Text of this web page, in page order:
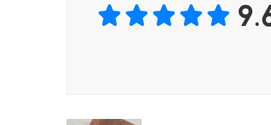
- 최태연 (백석대학교 기독교학부 교수)
나는 바르톨로뮤와 고힌의 작업과 그들이 성경